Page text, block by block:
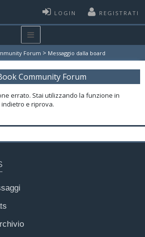
LOGIN REGISTRATI
Forum > Messaggio dalla board
Community Forum
errato. Stai utilizzando la funzione in
e riprova.